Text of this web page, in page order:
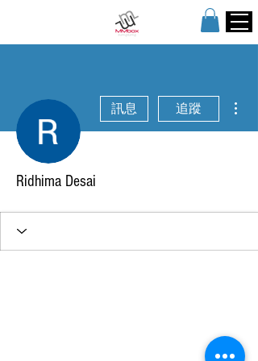
訊息 追蹤
Ridhima Desai